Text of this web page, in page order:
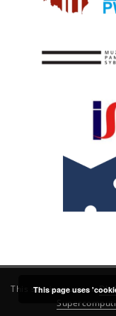
This service runs on
This page uses